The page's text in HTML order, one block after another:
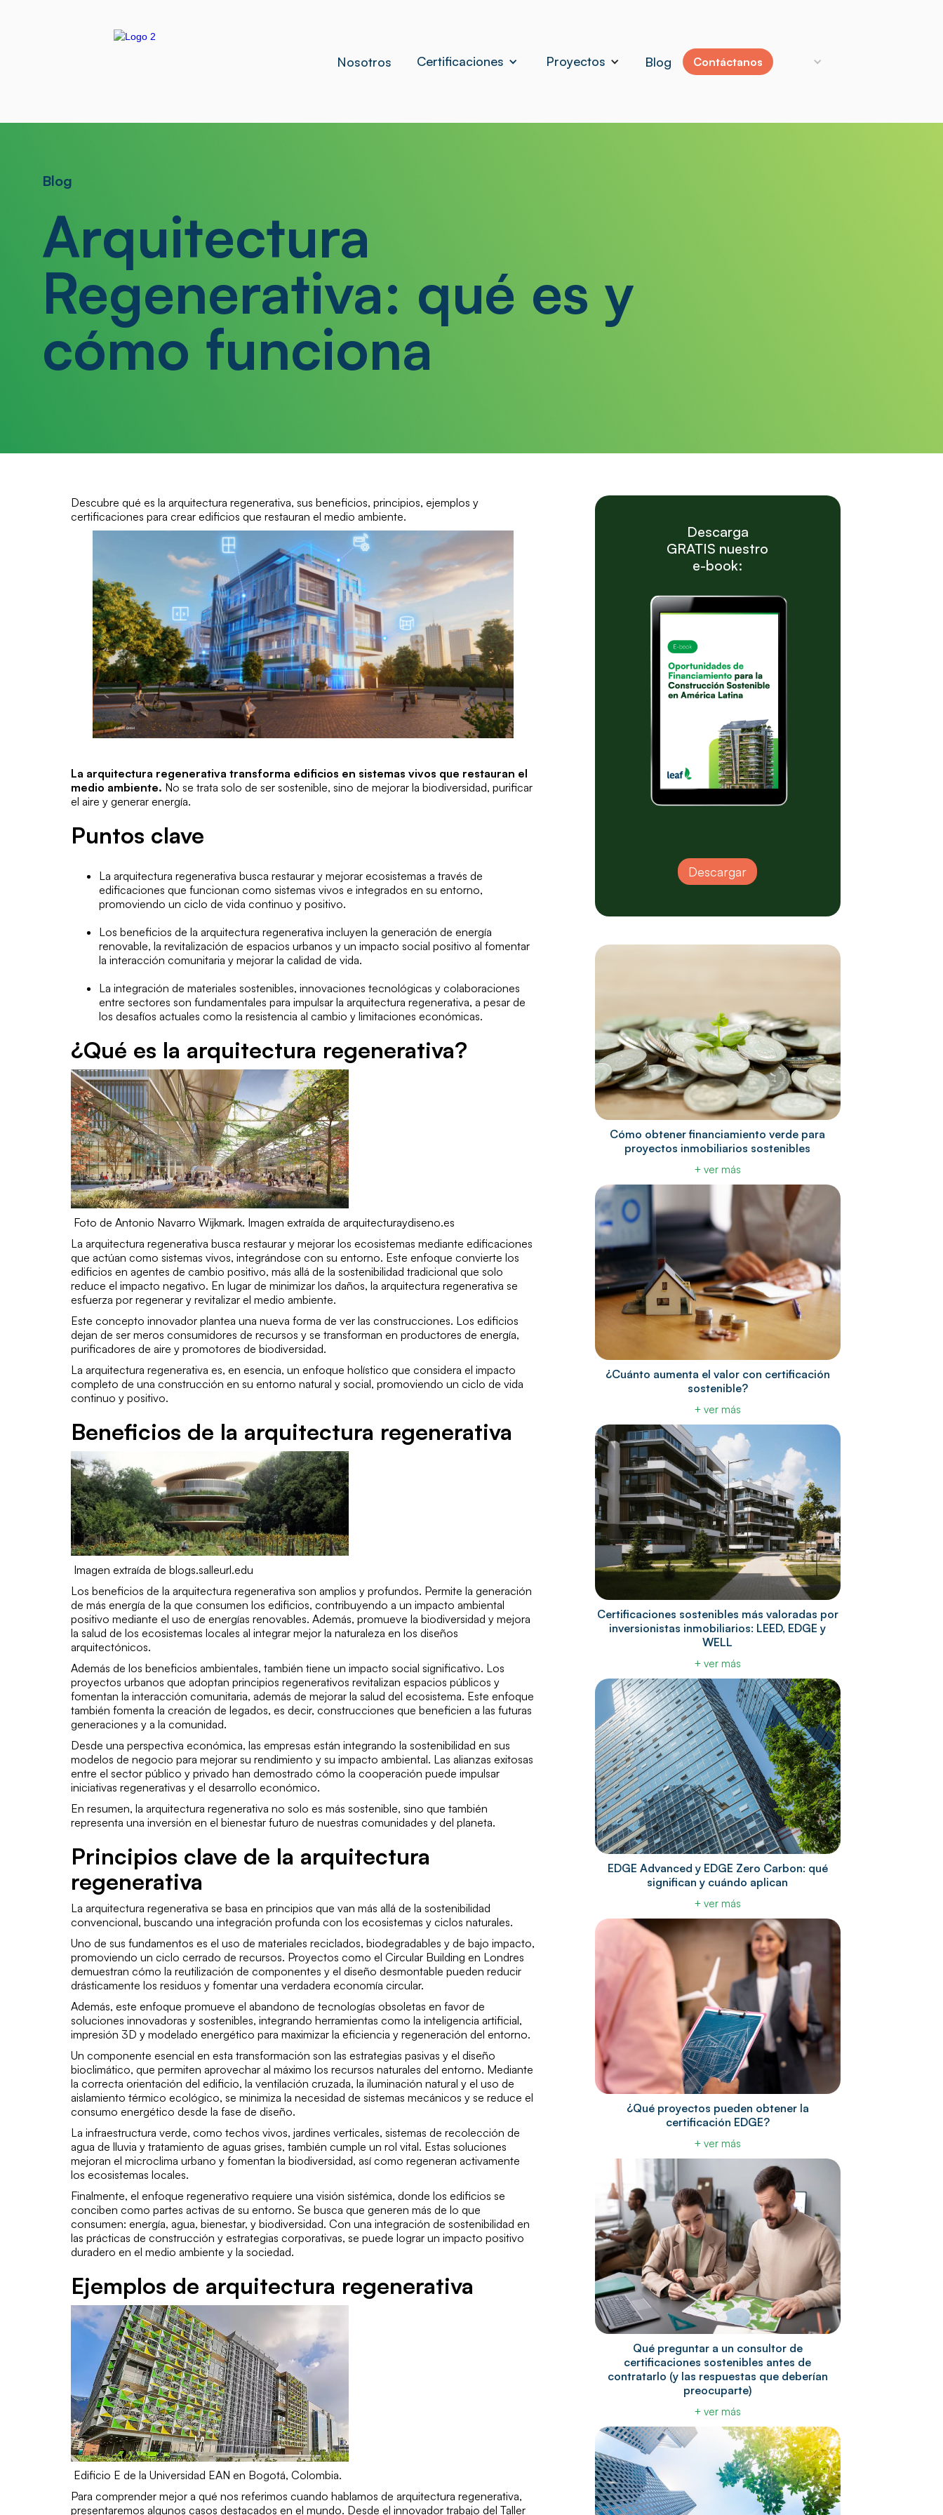
Nosotros Certificaciones Proyectos Blog Contáctanos
Blog
Arquitectura
Regenerativa: qué es y
cómo funciona
Descubre qué es la arquitectura regenerativa, sus beneficios, principios, ejemplos y
certificaciones para crear edificios que restauran el medio ambiente.
La arquitectura regenerativa transforma edificios en sistemas vivos que restauran el
medio ambiente. No se trata solo de ser sostenible, sino de mejorar la biodiversidad, purificar
el aire y generar energía.
Puntos clave
La arquitectura regenerativa busca restaurar y mejorar ecosistemas a través de
edificaciones que funcionan como sistemas vivos e integrados en su entorno,
promoviendo un ciclo de vida continuo y positivo.
Los beneficios de la arquitectura regenerativa incluyen la generación de energía
renovable, la revitalización de espacios urbanos y un impacto social positivo al fomentar
la interacción comunitaria y mejorar la calidad de vida.
La integración de materiales sostenibles, innovaciones tecnológicas y colaboraciones
entre sectores son fundamentales para impulsar la arquitectura regenerativa, a pesar de
los desafíos actuales como la resistencia al cambio y limitaciones económicas.
¿Qué es la arquitectura regenerativa?
Foto de Antonio Navarro Wijkmark. Imagen extraída de arquitecturaydiseno.es
La arquitectura regenerativa busca restaurar y mejorar los ecosistemas mediante edificaciones
que actúan como sistemas vivos, integrándose con su entorno. Este enfoque convierte los
edificios en agentes de cambio positivo, más allá de la sostenibilidad tradicional que solo
reduce el impacto negativo. En lugar de minimizar los daños, la arquitectura regenerativa se
esfuerza por regenerar y revitalizar el medio ambiente.
Este concepto innovador plantea una nueva forma de ver las construcciones. Los edificios
dejan de ser meros consumidores de recursos y se transforman en productores de energía,
purificadores de aire y promotores de biodiversidad.
La arquitectura regenerativa es, en esencia, un enfoque holístico que considera el impacto
completo de una construcción en su entorno natural y social, promoviendo un ciclo de vida
continuo y positivo.
Beneficios de la arquitectura regenerativa
Imagen extraída de blogs.salleurl.edu
Los beneficios de la arquitectura regenerativa son amplios y profundos. Permite la generación
de más energía de la que consumen los edificios, contribuyendo a un impacto ambiental
positivo mediante el uso de energías renovables. Además, promueve la biodiversidad y mejora
la salud de los ecosistemas locales al integrar mejor la naturaleza en los diseños
arquitectónicos.
Además de los beneficios ambientales, también tiene un impacto social significativo. Los
proyectos urbanos que adoptan principios regenerativos revitalizan espacios públicos y
fomentan la interacción comunitaria, además de mejorar la salud del ecosistema. Este enfoque
también fomenta la creación de legados, es decir, construcciones que beneficien a las futuras
generaciones y a la comunidad.
Desde una perspectiva económica, las empresas están integrando la sostenibilidad en sus
modelos de negocio para mejorar su rendimiento y su impacto ambiental. Las alianzas exitosas
entre el sector público y privado han demostrado cómo la cooperación puede impulsar
iniciativas regenerativas y el desarrollo económico.
En resumen, la arquitectura regenerativa no solo es más sostenible, sino que también
representa una inversión en el bienestar futuro de nuestras comunidades y del planeta.
Principios clave de la arquitectura
regenerativa
La arquitectura regenerativa se basa en principios que van más allá de la sostenibilidad
convencional, buscando una integración profunda con los ecosistemas y ciclos naturales.
Uno de sus fundamentos es el uso de materiales reciclados, biodegradables y de bajo impacto,
promoviendo un ciclo cerrado de recursos. Proyectos como el Circular Building en Londres
demuestran cómo la reutilización de componentes y el diseño desmontable pueden reducir
drásticamente los residuos y fomentar una verdadera economía circular.
Además, este enfoque promueve el abandono de tecnologías obsoletas en favor de
soluciones innovadoras y sostenibles, integrando herramientas como la inteligencia artificial,
impresión 3D y modelado energético para maximizar la eficiencia y regeneración del entorno.
Un componente esencial en esta transformación son las estrategias pasivas y el diseño
bioclimático, que permiten aprovechar al máximo los recursos naturales del entorno. Mediante
la correcta orientación del edificio, la ventilación cruzada, la iluminación natural y el uso de
aislamiento térmico ecológico, se minimiza la necesidad de sistemas mecánicos y se reduce el
consumo energético desde la fase de diseño.
La infraestructura verde, como techos vivos, jardines verticales, sistemas de recolección de
agua de lluvia y tratamiento de aguas grises, también cumple un rol vital. Estas soluciones
mejoran el microclima urbano y fomentan la biodiversidad, así como regeneran activamente
los ecosistemas locales.
Finalmente, el enfoque regenerativo requiere una visión sistémica, donde los edificios se
conciben como partes activas de su entorno. Se busca que generen más de lo que
consumen: energía, agua, bienestar, y biodiversidad. Con una integración de sostenibilidad en
las prácticas de construcción y estrategias corporativas, se puede lograr un impacto positivo
duradero en el medio ambiente y la sociedad.
Ejemplos de arquitectura regenerativa
Edificio E de la Universidad EAN en Bogotá, Colombia.
Para comprender mejor a qué nos referimos cuando hablamos de arquitectura regenerativa,
presentaremos algunos casos destacados en el mundo. Desde el innovador trabajo del Taller
Descarga
GRATIS nuestro
e-book:
Descargar
Cómo obtener financiamiento verde para
proyectos inmobiliarios sostenibles
+ ver más
¿Cuánto aumenta el valor con certificación
sostenible?
+ ver más
Certificaciones sostenibles más valoradas por
inversionistas inmobiliarios: LEED, EDGE y
WELL
+ ver más
EDGE Advanced y EDGE Zero Carbon: qué
significan y cuándo aplican
+ ver más
¿Qué proyectos pueden obtener la
certificación EDGE?
+ ver más
Qué preguntar a un consultor de
certificaciones sostenibles antes de
contratarlo (y las respuestas que deberían
preocuparte)
+ ver más